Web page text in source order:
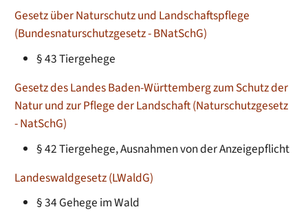
Gesetz über Naturschutz und Landschaftspflege
(Bundesnaturschutzgesetz - BNatSchG)
§ 43Tiergehege
Gesetz des Landes Baden-Württemberg zum Schutz der
Natur und zur Pflege der Landschaft (Naturschutzgesetz
- NatSchG)
§ 42Tiergehege, Ausnahmen von der Anzeigepflicht
Landeswaldgesetz (LWaldG)
§ 34 Gehege im Wald